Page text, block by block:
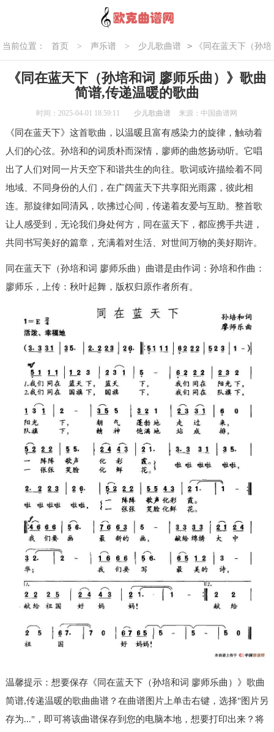
当前位置： 首页 > 声乐谱 > 少儿歌曲谱 > 《同在蓝天下（孙培
《同在蓝天下（孙培和词 廖师乐曲）》歌曲
简谱,传递温暖的歌曲
时间：2025-04-01 18:59:11 少儿歌曲谱 来源：中国曲谱网
《同在蓝天下》这首歌曲，以温暖且富有感染力的旋律，触动着
人们的心弦。孙培和的词质朴而深情，廖师的曲悠扬动听。它唱
出了人们对同一片天空下和谐共生的向往。歌词或许描绘着不同
地域、不同身份的人们，在广阔蓝天下共享阳光雨露，彼此相
连。那旋律如同清风，吹拂过心间，传递着友爱与互助。整首歌
让人感受到，无论我们身处何方，同在蓝天下，都应携手共进，
共同书写美好的篇章，充满着对生活、对世间万物的美好期许。
同在蓝天下（孙培和词 廖师乐曲）曲谱是由作词：孙培和作曲：
廖师乐，上传：秋叶起舞，版权归原作者所有。
温馨提示：想要保存《同在蓝天下（孙培和词 廖师乐曲）》歌曲
简谱,传递温暖的歌曲曲谱？在曲谱图片上单击右键，选择"图片另
存为..."，即可将该曲谱保存到您的电脑本地，想要打印出来？将